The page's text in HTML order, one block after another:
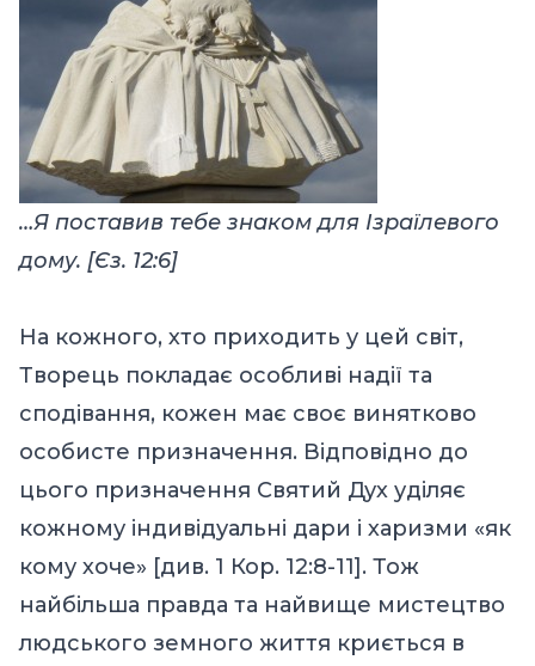
…Я поставив тебе знаком для Ізраїлевого
дому. [Єз. 12:6]
На кожного, хто приходить у цей світ,
Творець покладає особливі надії та
сподівання, кожен має своє винятково
особисте призначення. Відповідно до
цього призначення Святий Дух уділяє
кожному індивідуальні дари і харизми «як
кому хоче» [див. 1 Кор. 12:8-11]. Тож
найбільша правда та найвище мистецтво
людського земного життя криється в